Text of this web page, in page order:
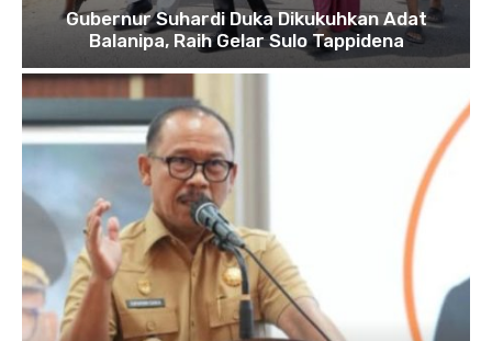
Gubernur Suhardi Duka Dikukuhkan Adat
Balanipa, Raih Gelar Sulo Tappidena